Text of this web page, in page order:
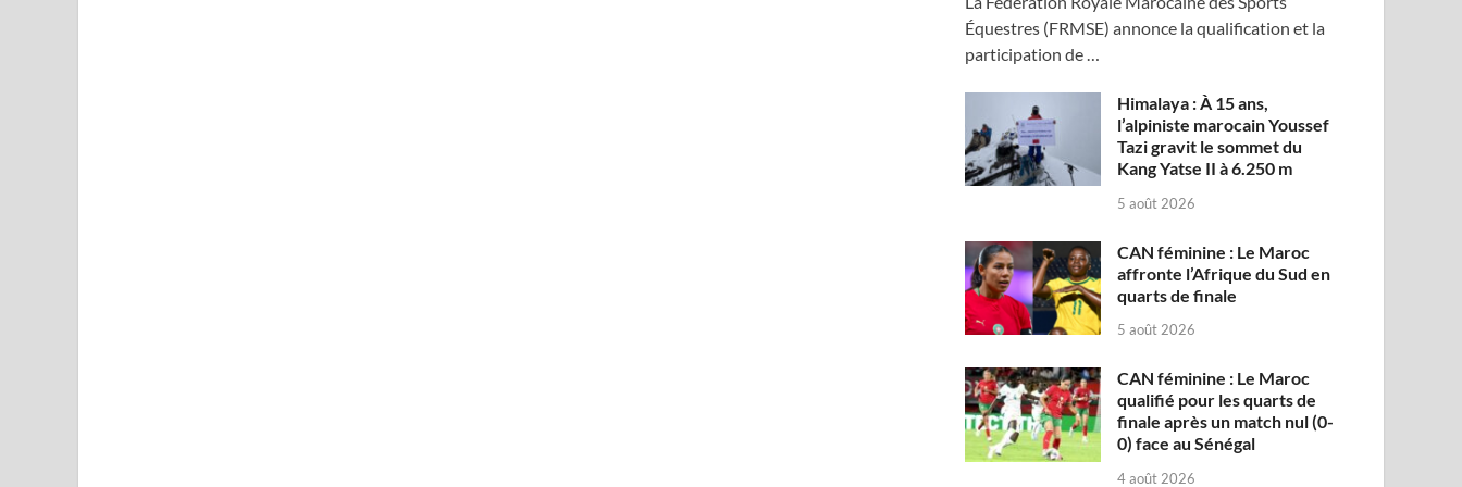
Équestres (FRMSE) annonce la qualification et la
participation de …
Himalaya : À 15 ans,
l’alpiniste marocain Youssef
Tazi gravit le sommet du
Kang Yatse II à 6.250 m
5 août 2026
CAN féminine : Le Maroc
affronte l’Afrique du Sud en
quarts de finale
5 août 2026
CAN féminine : Le Maroc
qualifié pour les quarts de
finale après un match nul (0-
0) face au Sénégal
4 août 2026